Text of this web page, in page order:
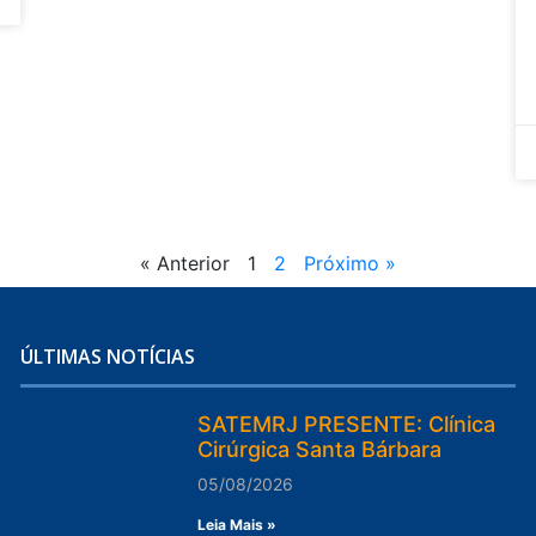
« Anterior 1 2 Próximo »
ÚLTIMAS NOTÍCIAS
SATEMRJ PRESENTE: Clínica
Cirúrgica Santa Bárbara
05/08/2026
Leia Mais »